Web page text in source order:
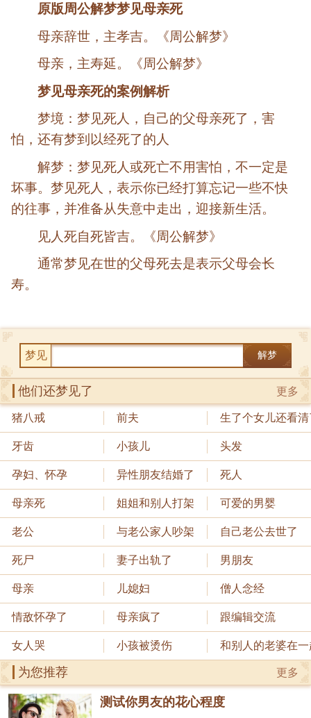
原版周公解梦梦见母亲死
母亲辞世，主孝吉。《周公解梦》
母亲，主寿延。《周公解梦》
梦见母亲死的案例解析
梦境：梦见死人，自己的父母亲死了，害
怕，还有梦到以经死了的人
解梦：梦见死人或死亡不用害怕，不一定是
坏事。梦见死人，表示你已经打算忘记一些不快
的往事，并准备从失意中走出，迎接新生活。
见人死自死皆吉。《周公解梦》
通常梦见在世的父母死去是表示父母会长
寿。
梦见 解梦
更多
他们还梦见了
猪八戒 前夫 生了个女儿还看
牙齿 小孩儿 头发
孕妇、怀孕 异性朋友结婚了 死人
母亲死 姐姐和别人打架 可爱的男婴
老公 与老公家人吵架 自己老公去世了
死尸 妻子出轨了 男朋友
母亲 儿媳妇 僧人念经
情敌怀孕了 母亲疯了 跟编辑交流
女人哭 小孩被烫伤 和别人的老婆在一
更多
为您推荐
测试你男友的花心程度